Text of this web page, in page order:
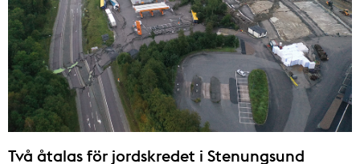
Två åtalas för jordskredet i Stenungsund